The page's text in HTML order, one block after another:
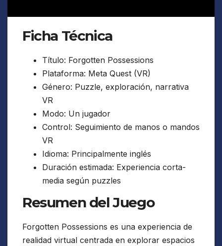
Ficha Técnica
Título: Forgotten Possessions
Plataforma: Meta Quest (VR)
Género: Puzzle, exploración, narrativa
VR
Modo: Un jugador
Control: Seguimiento de manos o mandos
VR
Idioma: Principalmente inglés
Duración estimada: Experiencia corta-
media según puzzles
Resumen del Juego
Forgotten Possessions es una experiencia de
realidad virtual centrada en explorar espacios